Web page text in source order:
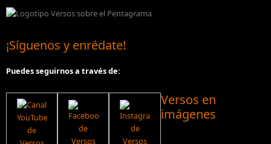
¡Síguenos y enrédate!
Puedes seguirnos a través de:
Versos en
imágenes